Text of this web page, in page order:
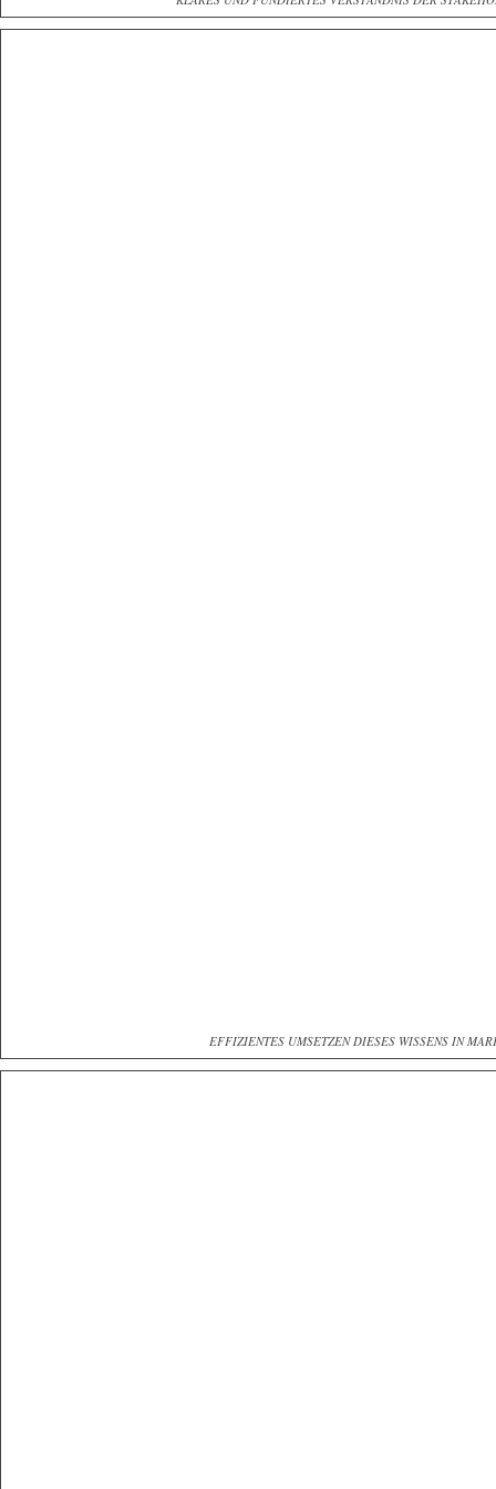
EFFIZIENTES UMSETZEN DIESES WISSENS IN